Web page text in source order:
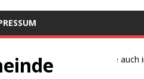
Bauernproteste auch im